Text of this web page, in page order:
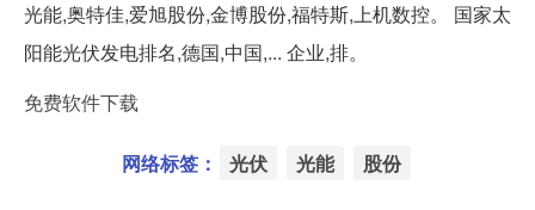
光能,奥特佳,爱旭股份,金博股份,福特斯,上机数控。 国家太
阳能光伏发电排名,德国,中国,... 企业,排。
免费软件下载
网络标签： 光伏 光能 股份